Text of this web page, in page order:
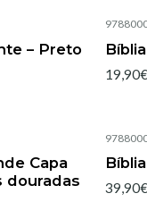
– Preto
Capa
douradas